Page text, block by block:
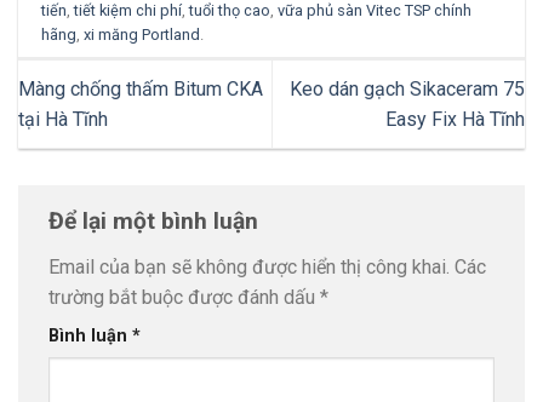
tiến,tiết kiệm chi phí,tuổi thọ cao,vữa phủ sàn Vitec TSP chính
hãng,xi măng Portland .
Màng chống thấm Bitum CKA
tại Hà Tĩnh
Keo dán gạch Sikaceram 75
Easy Fix Hà Tĩnh
Để lại một bình luận
Email của bạn sẽ không được hiển thị công khai. Các
trường bắt buộc được đánh dấu *
Bình luận *